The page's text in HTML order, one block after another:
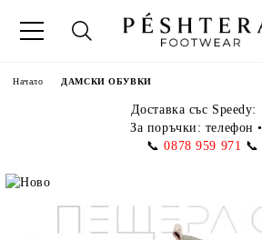
Начало ДАМСКИ ОБУВКИ
Доставка със Speedy:
За поръчки: телефон•
📞 0878 959 971 📞